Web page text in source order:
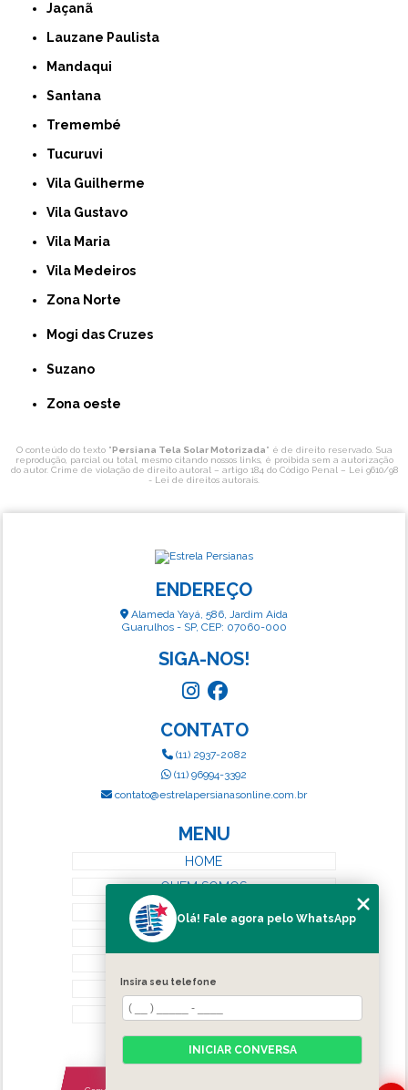
Jaçanã
Lauzane Paulista
Mandaqui
Santana
Tremembé
Tucuruvi
Vila Guilherme
Vila Gustavo
Vila Maria
Vila Medeiros
Zona Norte
Mogi das Cruzes
Suzano
Zona oeste
O conteúdo do texto "Persiana Tela Solar Motorizada" é de direito reservado. Sua
reprodução, parcial ou total, mesmo citando nossos links, é proibida sem a autorização
do autor. Crime de violação de direito autoral – artigo 184 do Código Penal – Lei 9610/98
- Lei de direitos autorais
ENDEREÇO
Alameda Yayá, 586, Jardim Aida
Guarulhos - SP, CEP: 07060-000
SIGA-NOS!
CONTATO
(11) 2937-2082
(11) 96994-3392
contato@estrelapersianasonline.com.br
MENU
HOME
QUEM SOMOS
SERVIÇOS
CATEGORIAS
MAPA DO SITE
Olá! Fale agora pelo WhatsApp
Insira seu telefone
INICIAR CONVERSA